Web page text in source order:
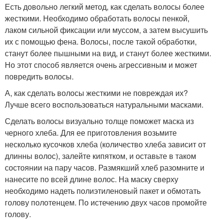
Есть довольно легкий метод, как сделать волосы более
жесткими. Необходимо обработать волосы пенкой,
лаком сильной фиксации или муссом, а затем высушить
их с помощью фена. Волосы, после такой обработки,
станут более пышными на вид, и станут более жесткими.
Но этот способ является очень агрессивным и может
повредить волосы.
А, как сделать волосы жесткими не повреждая их?
Лучше всего воспользоваться натуральными масками.
Сделать волосы визуально толще поможет маска из
черного хлеба. Для ее приготовления возьмите
несколько кусочков хлеба (количество хлеба зависит от
длинны волос), залейте кипятком, и оставьте в таком
состоянии на пару часов. Размякший хлеб разомните и
нанесите по всей длине волос. На маску сверху
необходимо надеть полиэтиленовый пакет и обмотать
голову полотенцем. По истечению двух часов промойте
голову.